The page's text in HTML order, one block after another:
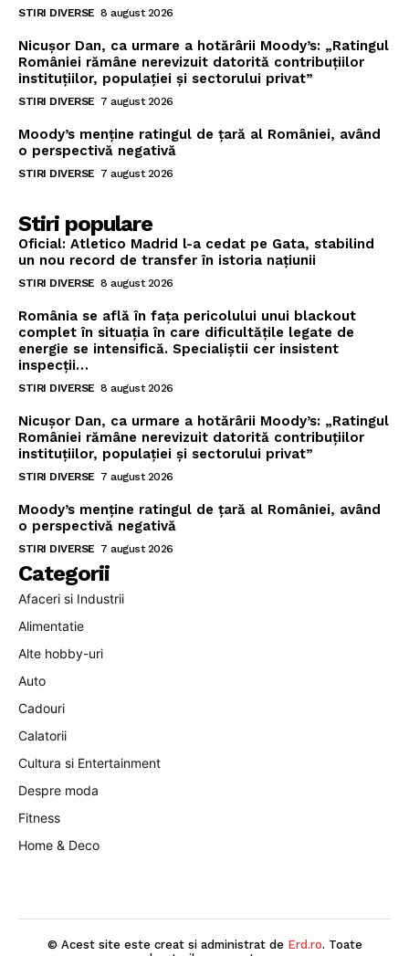
STIRI DIVERSE 8 august 2026
Nicușor Dan, ca urmare a hotărârii Moody’s: „Ratingul
României rămâne nerevizuit datorită contribuțiilor
instituțiilor, populației și sectorului privat”
STIRI DIVERSE 7 august 2026
Moody’s menține ratingul de țară al României, având
o perspectivă negativă
STIRI DIVERSE 7 august 2026
Stiri populare
Oficial: Atletico Madrid l-a cedat pe Gata, stabilind
un nou record de transfer în istoria națiunii
STIRI DIVERSE 8 august 2026
România se află în fața pericolului unui blackout
complet în situația în care dificultățile legate de
energie se intensifică. Specialiștii cer insistent
inspecții…
STIRI DIVERSE 8 august 2026
Nicușor Dan, ca urmare a hotărârii Moody’s: „Ratingul
României rămâne nerevizuit datorită contribuțiilor
instituțiilor, populației și sectorului privat”
STIRI DIVERSE 7 august 2026
Moody’s menține ratingul de țară al României, având
o perspectivă negativă
STIRI DIVERSE 7 august 2026
Categorii
Afaceri si Industrii
Alimentatie
Alte hobby-uri
Auto
Cadouri
Calatorii
Cultura si Entertainment
Despre moda
Fitness
Home & Deco
© Acest site este creat si administrat de Erd.ro. Toate